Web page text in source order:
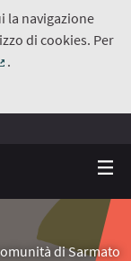
la navigazione
di cookies. Per
.
di Sarmato